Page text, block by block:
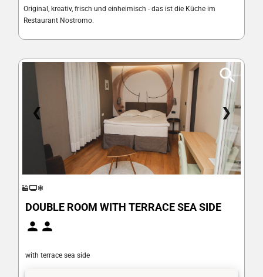
Original, kreativ, frisch und einheimisch - das ist die Küche im
Restaurant Nostromo.
❮ ❯
DOUBLE ROOM WITH TERRACE SEA SIDE
with terrace sea side